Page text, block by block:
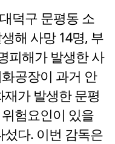
덕구 문평동 소
해 사망 14명, 부
피해가 발생한 사
공장이 과거 안
가 발생한 문평
험요인이 있을
다. 이번 감독은